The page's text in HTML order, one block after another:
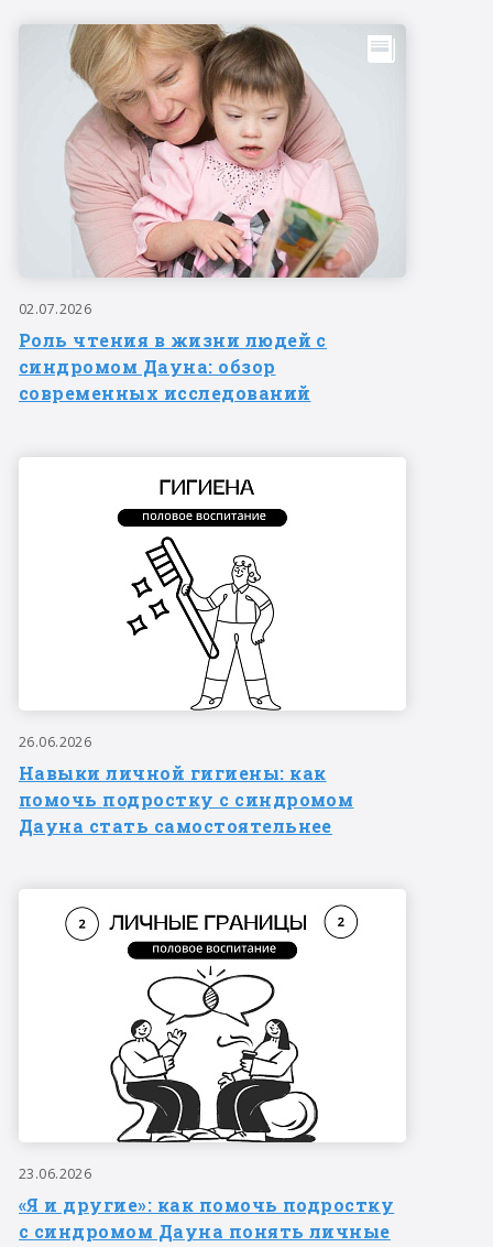
02.07.2026
Роль чтения в жизни людей с
синдромом Дауна: обзор
современных исследований
26.06.2026
Навыки личной гигиены: как
помочь подростку с синдромом
Дауна стать самостоятельнее
23.06.2026
«Я и другие»: как помочь подростку
с синдромом Дауна понять личные